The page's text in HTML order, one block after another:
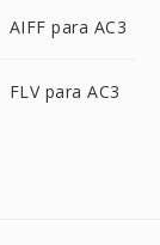
AIFF para AC3
FLV para AC3